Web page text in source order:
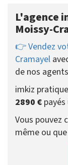
L'agence
Moissy-
👉 Vendez
Cramayel
de nos
imkiz
2890 €
Vous pouvez
même ou